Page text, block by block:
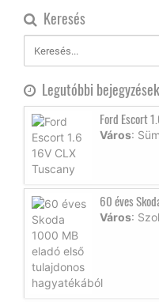
Keresés
Legutóbbi bejegyzések
Ford Escort
Város:
60 éves
Város: